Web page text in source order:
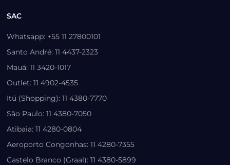
SAC
Whatsapp: +55 11 27800101
Santo André: 11 4437-2323
Mauá: 11 3420-1017
Outlet: 11 4902-4535
Itú (Shopping): 11 4380-7770
São Paulo: 11 4380-7050
Atibaia: 11 4280-0804
Aeroporto Congonhas: 11 4280-7355
Castelo Branco (Graal): 11 4380-5899